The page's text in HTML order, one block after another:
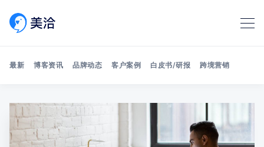
Search 美洽博客
最新 博客资讯 品牌动态 客户案例 白皮书/研报 跨境营销